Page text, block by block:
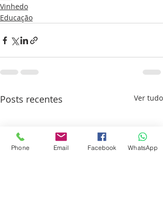
Vinhedo
Educação
Posts recentes Ver tudo
Phone Email Facebook WhatsApp